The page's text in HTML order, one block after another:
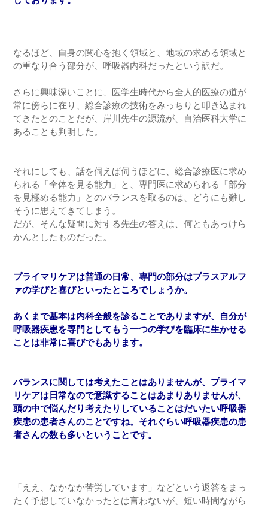
なるほど、自身の関心を抱く領域と、地域の求める領域と
の重なり合う部分が、呼吸器内科だったという訳だ。
さらに興味深いことに、医学生時代から全人的医療の道が
常に傍らに在り、総合診療の技術をみっちりと叩き込まれ
てきたとのことだが、岸川先生の源流が、自治医科大学に
あることも判明した。
それにしても、話を伺えば伺うほどに、総合診療医に求め
られる「全体を見る能力」と、専門医に求められる「部分
を見極める能力」とのバランスを取るのは、どうにも難し
そうに思えてきてしまう。
だが、そんな疑問に対する先生の答えは、何ともあっけら
かんとしたものだった。
プライマリケアは普通の日常、専門の部分はプラスアルフ
ァの学びと喜びといったところでしょうか。
あくまで基本は内科全般を診ることでありますが、自分が
呼吸器疾患を専門としてもう一つの学びを臨床に生かせる
ことは非常に喜びでもあります。
バランスに関しては考えたことはありませんが、プライマ
リケアは日常なので意識することはあまりありませんが、
頭の中で悩んだり考えたりしていることはだいたい呼吸器
疾患の患者さんのことですね。それぐらい呼吸器疾患の患
者さんの数も多いということです。
「ええ、なかなか苦労しています」などという返答をまっ
たく予想していなかったとは言わないが、短い時間ながら